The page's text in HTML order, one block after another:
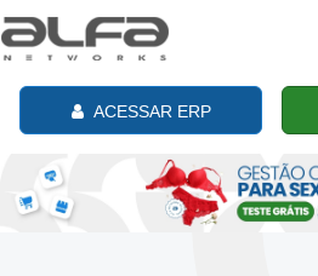
ACESSAR ERP